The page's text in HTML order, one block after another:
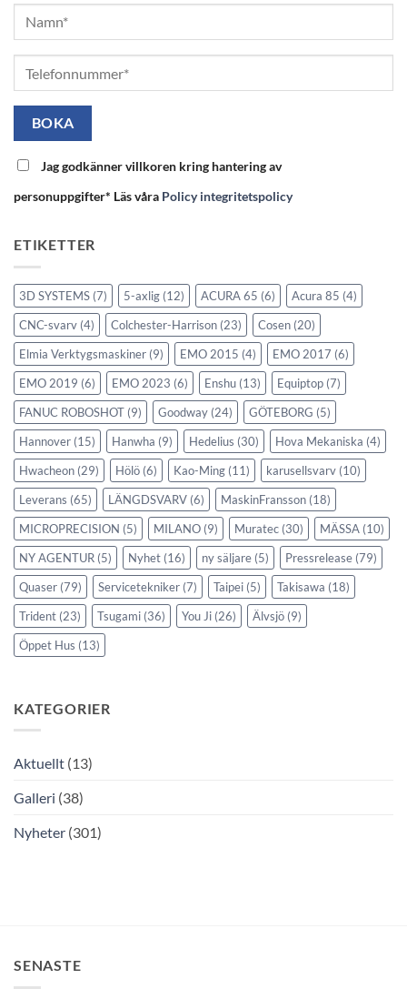
Jag godkänner villkoren kring hantering av
personuppgifter* Läs våra Policy integritetspolicy
ETIKETTER
3D SYSTEMS (7) 5-axlig (12) ACURA 65 (6) Acura 85 (4)
CNC-svarv (4) Colchester-Harrison (23) Cosen (20)
Elmia Verktygsmaskiner (9) EMO 2015 (4) EMO 2017 (6)
EMO 2019 (6) EMO 2023 (6) Enshu (13) Equiptop (7)
FANUC ROBOSHOT (9) Goodway (24) GÖTEBORG (5)
Hannover (15) Hanwha (9) Hedelius (30) Hova Mekaniska (4)
Hwacheon (29) Hölö (6) Kao-Ming (11) karusellsvarv (10)
Leverans (65) LÄNGDSVARV (6) MaskinFransson (18)
MICROPRECISION (5) MILANO (9) Muratec (30) MÄSSA (10)
NY AGENTUR (5) Nyhet (16) ny säljare (5) Pressrelease (79)
Quaser (79) Servicetekniker (7) Taipei (5) Takisawa (18)
Trident (23) Tsugami (36) You Ji (26) Älvsjö (9)
Öppet Hus (13)
KATEGORIER
Aktuellt (13)
Galleri (38)
Nyheter (301)
SENASTE